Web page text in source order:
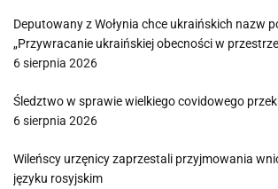
Deputowany z Wołynia chce ukraińskich nazw
„Przywracanie ukraińskiej obecności w
6 sierpnia 2026
Śledztwo w sprawie wielkiego covidowego
6 sierpnia 2026
Wileńscy urzęnicy zaprzestali przyjmowania
języku rosyjskim